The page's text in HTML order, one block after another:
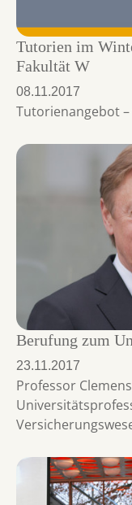
Tutorien im
Fakultät W
08.11.2017
Tutorienangebot
Berufung zum
23.11.2017
Professor